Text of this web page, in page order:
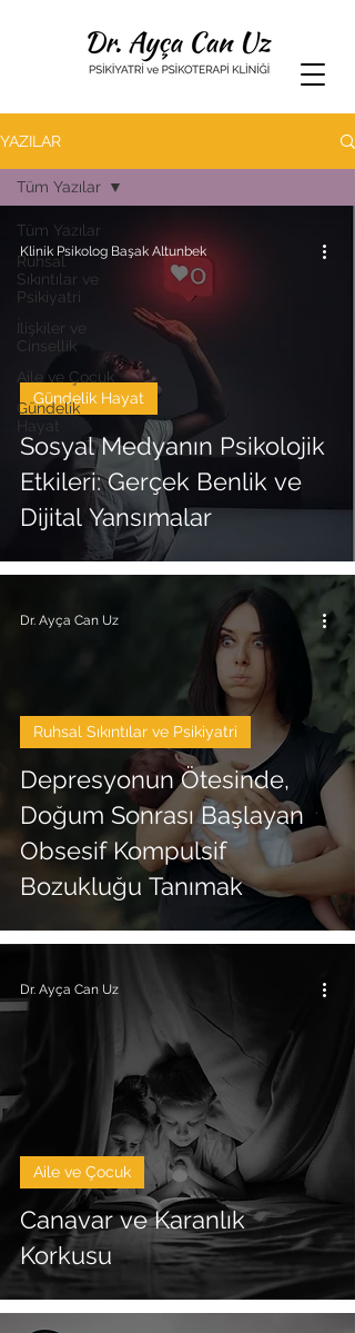
YAZILAR
Tüm Yazılar
Ruhsal
Sıkıntılar ve
Psikiyatri
İlişkiler ve
Cinsellik
Aile ve Çocuk
Gündelik
Hayat
Tüm Yazılar
Sosyal Medyanın Psikolojik
Etkileri: Gerçek Benlik ve
Dijital Yansımalar
Gündelik Hayat
Klinik Psikolog Başak Altunbek
Depresyonun Ötesinde,
Doğum Sonrası Başlayan
Obsesif Kompulsif
Bozukluğu Tanımak
Ruhsal Sıkıntılar ve Psikiyatri
Dr. Ayça Can Uz
Canavar ve Karanlık
Korkusu
Aile ve Çocuk
Dr. Ayça Can Uz